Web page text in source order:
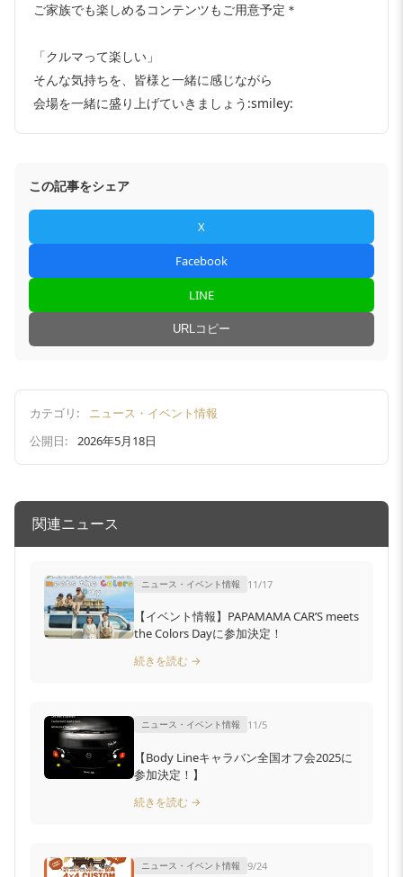
ご家族でも楽しめるコンテンツもご用意予定＊
「クルマって楽しい」
そんな気持ちを、皆様と一緒に感じながら
会場を一緒に盛り上げていきましょう:smiley:
この記事をシェア
X
Facebook
LINE
URLコピー
カテゴリ:
ニュース・イベント情報
公開日:
2026年5月18日
関連ニュース
ニュース・イベント情報 11/17
【イベント情報】PAPAMAMA CAR’S meets
the Colors Dayに参加決定！
続きを読む →
ニュース・イベント情報 11/5
【Body Lineキャラバン全国オフ会2025に
参加決定！】
続きを読む →
ニュース・イベント情報 9/24